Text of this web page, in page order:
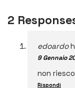
2
edoardo
9 Gennaio
non
Rispondi